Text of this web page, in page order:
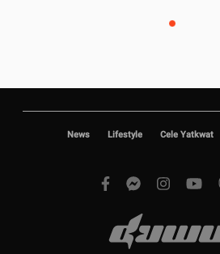
News Lifestyle Cele Yatkwat